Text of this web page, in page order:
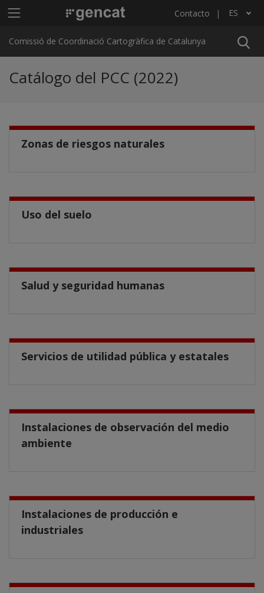
Menú principal C4 Contacto ES
Lista adicional de acciones
Comissió de Coordinació Cartogràfica de Catalunya
Catálogo del PCC (2022)
Zonas de riesgos naturales
Uso del suelo
Salud y seguridad humanas
Servicios de utilidad pública y estatales
Instalaciones de observación del medio
ambiente
Instalaciones de producción e
industriales